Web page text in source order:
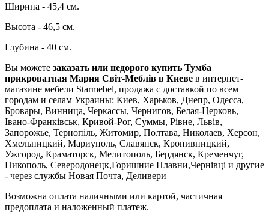
Ширина - 45,4 см.
Высота - 46,5 см.
Глубина - 40 см.
Вы можете заказать или недорого купить Тумба
прикроватная Мария Світ-Меблів в Киеве в интернет-
магазине мебели Starmebel, продажа с доставкой по всем
городам и селам Украины: Киев, Харьков, Днепр, Одесса,
Бровары, Винница, Черкассы, Чернигов, Белая-Церковь,
Івано-Франківськ, Кривой-Рог, Суммы, Рівне, Львів,
Запорожье, Тернопіль, Житомир, Полтава, Николаев, Херсон,
Хмельницкий, Мариуполь, Славянск, Кропивницкий,
Ужгород, Краматорск, Мелитополь, Бердянск, Кременчуг,
Никополь, Северодонецк,Горишние Плавни,Чернівці и другие
- через службы Новая Почта, Деливери
Возможна оплата наличными или картой, частичная
предоплата и наложенный платеж.